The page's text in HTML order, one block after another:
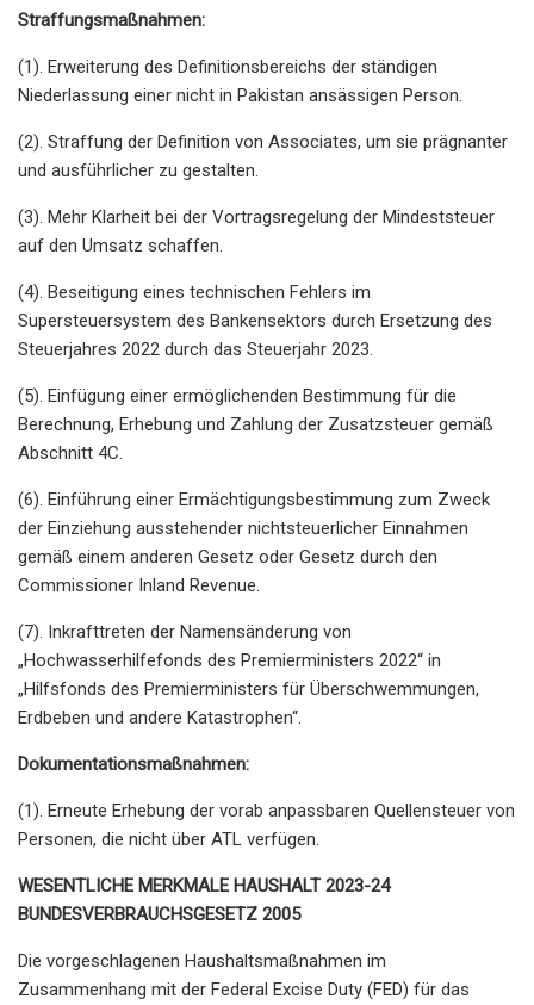
Straffungsmaßnahmen:
(1). Erweiterung des Definitionsbereichs der ständigen
Niederlassung einer nicht in Pakistan ansässigen Person.
(2). Straffung der Definition von Associates, um sie prägnanter
und ausführlicher zu gestalten.
(3). Mehr Klarheit bei der Vortragsregelung der Mindeststeuer
auf den Umsatz schaffen.
(4). Beseitigung eines technischen Fehlers im
Supersteuersystem des Bankensektors durch Ersetzung des
Steuerjahres 2022 durch das Steuerjahr 2023.
(5). Einfügung einer ermöglichenden Bestimmung für die
Berechnung, Erhebung und Zahlung der Zusatzsteuer gemäß
Abschnitt 4C.
(6). Einführung einer Ermächtigungsbestimmung zum Zweck
der Einziehung ausstehender nichtsteuerlicher Einnahmen
gemäß einem anderen Gesetz oder Gesetz durch den
Commissioner Inland Revenue.
(7). Inkrafttreten der Namensänderung von
„Hochwasserhilfefonds des Premierministers 2022“ in
„Hilfsfonds des Premierministers für Überschwemmungen,
Erdbeben und andere Katastrophen“.
Dokumentationsmaßnahmen:
(1). Erneute Erhebung der vorab anpassbaren Quellensteuer von
Personen, die nicht über ATL verfügen.
WESENTLICHE MERKMALE HAUSHALT 2023-24
BUNDESVERBRAUCHSGESETZ 2005
Die vorgeschlagenen Haushaltsmaßnahmen im
Zusammenhang mit der Federal Excise Duty (FED) für das